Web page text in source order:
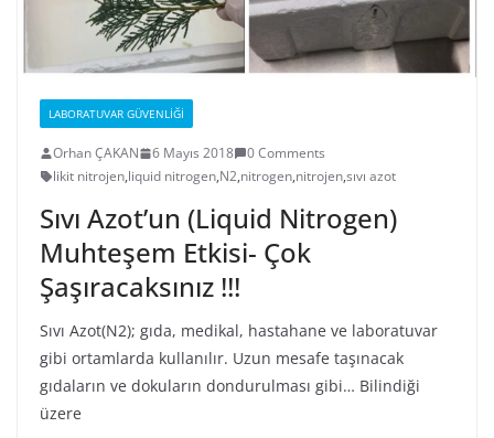
LABORATUVAR GÜVENLIĞI
Orhan ÇAKAN 6 Mayıs 2018
0 Comments
likit nitrojen,liquid nitrogen,N2,nitrogen,nitrojen,sıvı azot
Sıvı Azot’un (Liquid Nitrogen)
Muhteşem Etkisi- Çok
Şaşıracaksınız !!!
Sıvı Azot(N2); gıda, medikal, hastahane ve laboratuvar
gibi ortamlarda kullanılır. Uzun mesafe taşınacak
gıdaların ve dokuların dondurulması gibi… Bilindiği
üzere